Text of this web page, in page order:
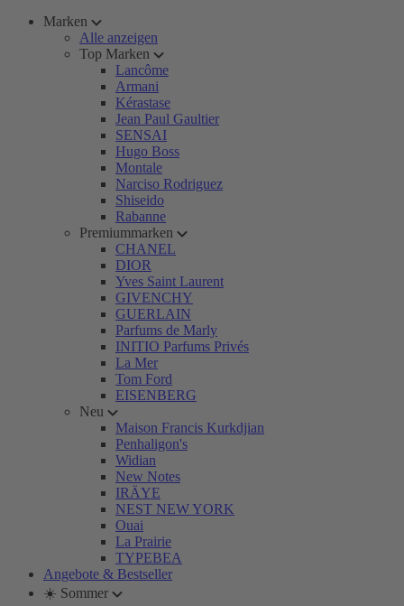
Marken
Alle anzeigen
Top Marken
Lancôme
Armani
Kérastase
Jean Paul Gaultier
SENSAI
Hugo Boss
Montale
Narciso Rodriguez
Shiseido
Rabanne
Premiummarken
CHANEL
DIOR
Yves Saint Laurent
GIVENCHY
GUERLAIN
Parfums de Marly
INITIO Parfums Privés
La Mer
Tom Ford
EISENBERG
Neu
Maison Francis Kurkdjian
Penhaligon's
Widian
New Notes
IRÄYE
NEST NEW YORK
Ouai
La Prairie
TYPEBEA
Angebote & Bestseller
☀️ Sommer